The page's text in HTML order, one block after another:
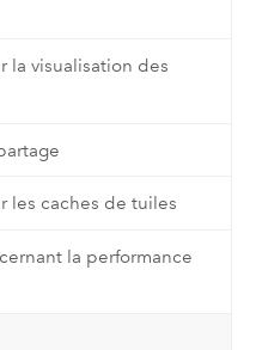
la visualisation des
les caches de tuiles
la performance